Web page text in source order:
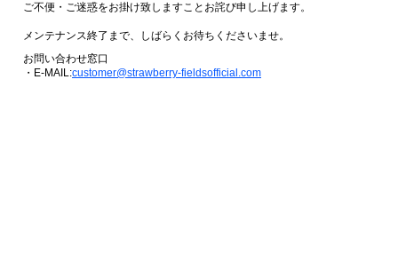
ご不便・ご迷惑をお掛け致しますことお詫び申し上げます。
メンテナンス終了まで、しばらくお待ちくださいませ。
お問い合わせ窓口
・E-MAIL:customer@strawberry-fieldsofficial.com